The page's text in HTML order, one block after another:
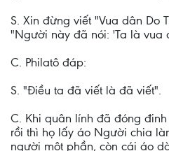
S. Xin đừng viết "Vua dân Do
"Người này đã nói: 'Ta là vua
C. Philatô đáp:
S. "Ðiều ta đã viết là đã viết".
C. Khi quân lính đã đóng
rồi thì họ lấy áo Người chia
người một phần, còn cái áo